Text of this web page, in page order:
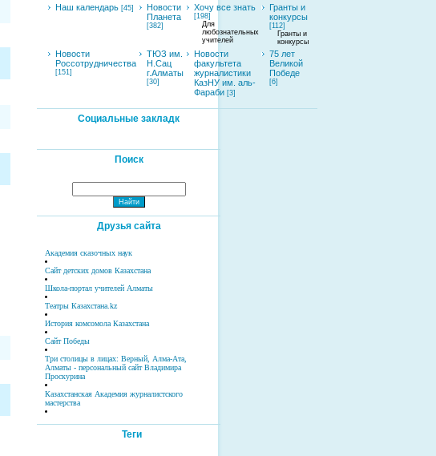
Наш календарь [45]
Новости
Планета
[382]
Хочу все знать
[198]
Для
любознательных
учителей
Гранты и
конкурсы
[112]
Гранты и
конкурсы
Новости
Россотрудничества
[151]
ТЮЗ им.
Н.Сац
г.Алматы
[30]
Новости
факультета
журналистики
КазНУ им. аль-
Фараби [3]
75 лет
Великой
Победе
[6]
Социальные закладк
Поиск
Друзья сайта
Академия сказочных наук
Сайт детских домов Казахстана
Школа-портал учителей Алматы
Театры Казахстана.kz
История комсомола Казахстана
Сайт Победы
Три столицы в лицах: Верный, Алма-Ата,
Алматы - персональный сайт Владимира
Проскурина
Казахстанская Академия журналистского
мастерства
Теги